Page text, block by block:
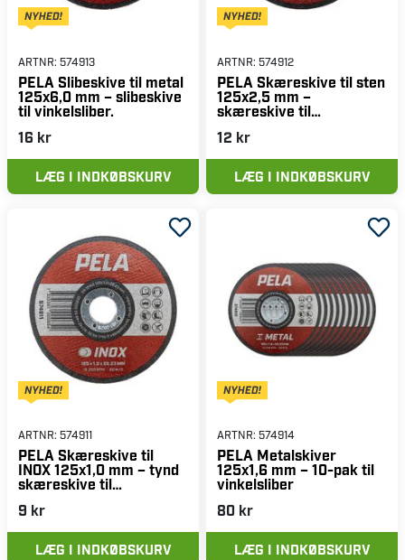
ARTNR: 574913
PELA Slibeskive til metal
125x6,0 mm – slibeskive
til vinkelsliber.
16 kr
LÆG I INDKØBSKURV
ARTNR: 574912
PELA Skæreskive til sten
125x2,5 mm –
skæreskive til
12 kr
LÆG I INDKØBSKURV
ARTNR: 574911
PELA Skæreskive til
INOX 125x1,0 mm – tynd
skæreskive til
9 kr
LÆG I INDKØBSKURV
ARTNR: 574914
PELA Metalskiver
125x1,6 mm – 10-pak til
vinkelsliber
80 kr
LÆG I INDKØBSKURV